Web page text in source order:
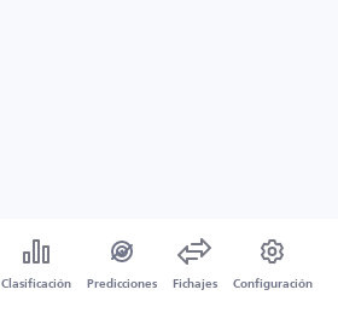
Clasificación Predicciones Fichajes Configuración